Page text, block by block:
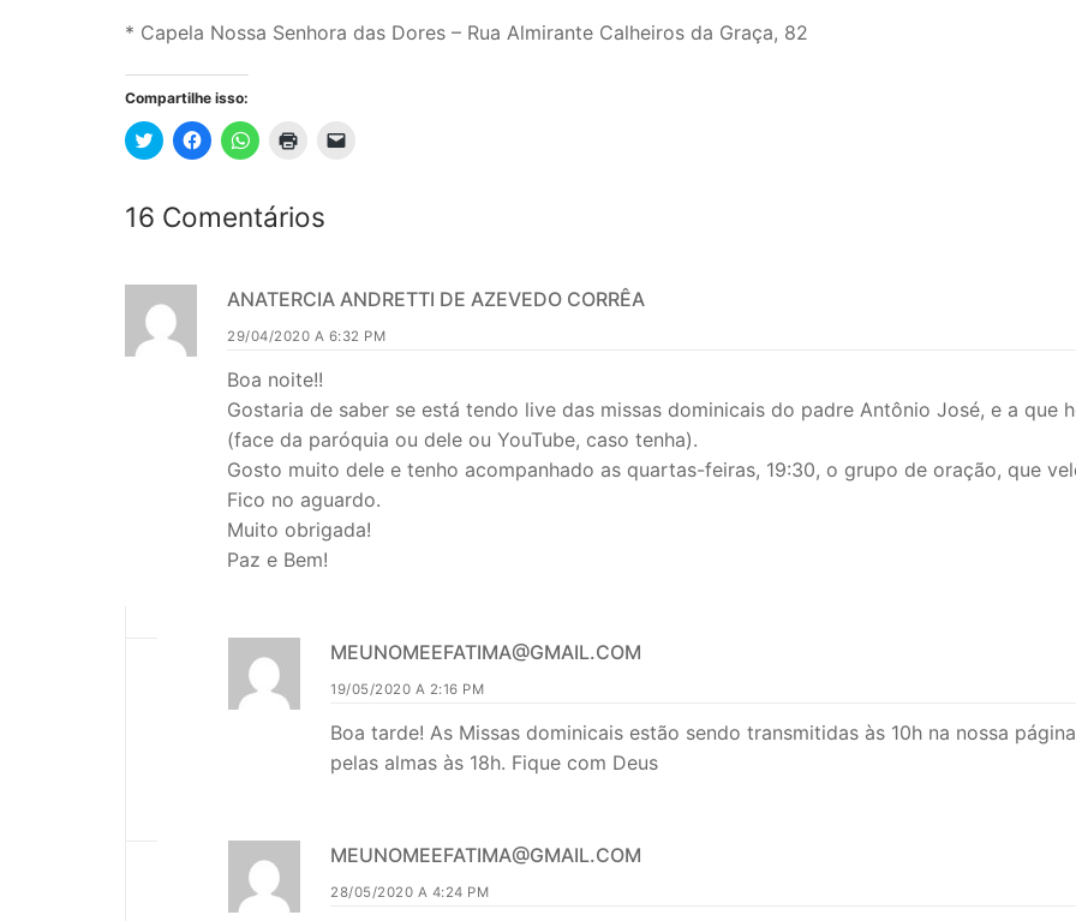
* Capela Nossa Senhora das Dores – Rua Almirante Calheiros da Graça, 82
Compartilhe isso:
Clique
para
em
nova
Clique
para
em
nova
Clique
para
em
nova
Clique
para
janela)
amigo(abre
em
janela)
16 Comentários
ANATERCIA ANDRETTI DE AZEVEDO CORRÊA
29/04/2020 A 6:32 PM
Boa noite!!
Gostaria de saber se está tendo live das missas dominicais do padre Antônio José, e a que
(face da paróquia ou dele ou YouTube, caso tenha).
Gosto muito dele e tenho acompanhado as quartas-feiras, 19:30, o grupo de oração, que
Fico no aguardo.
Muito obrigada!
Paz e Bem!
MEUNOMEEFATIMA@GMAIL.COM
19/05/2020 A 2:16 PM
Boa tarde! As Missas dominicais estão sendo transmitidas às 10h na nossa
pelas almas às 18h. Fique com Deus
MEUNOMEEFATIMA@GMAIL.COM
28/05/2020 A 4:24 PM